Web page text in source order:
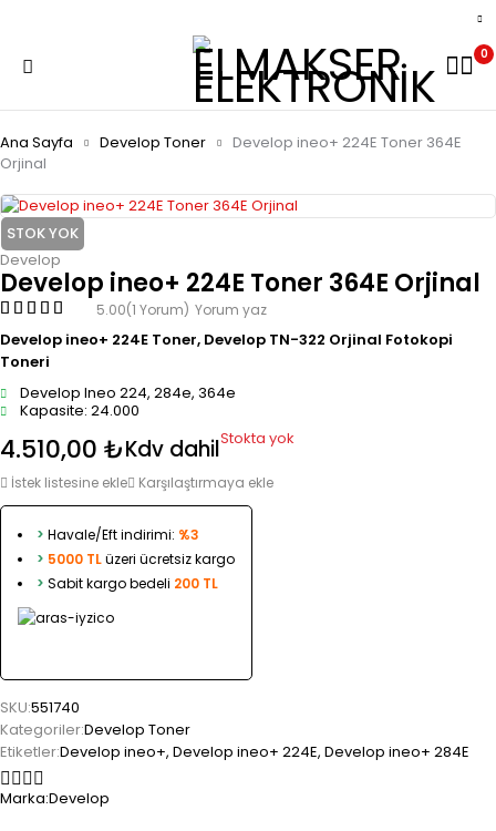
0
Ana Sayfa Develop Toner
Develop ineo+ 224E Toner 364E
Orjinal
STOK YOK
Develop
Develop ineo+ 224E Toner 364E Orjinal
5.00(1 Yorum) Yorum yaz
Develop ineo+ 224E Toner, Develop TN-322 Orjinal Fotokopi
Toneri
Develop Ineo 224, 284e, 364e
Kapasite: 24.000
4.510,00 ₺Kdv dahilStokta yok
İstek listesine ekle Karşılaştırmaya ekle
> Havale/Eft indirimi: %3
> 5000 TLüzeri ücretsiz kargo
> Sabit kargo bedeli 200 TL
SKU:551740
Kategoriler:Develop Toner
Etiketler:Develop ineo+, Develop ineo+ 224E, Develop ineo+ 284E
Marka:Develop